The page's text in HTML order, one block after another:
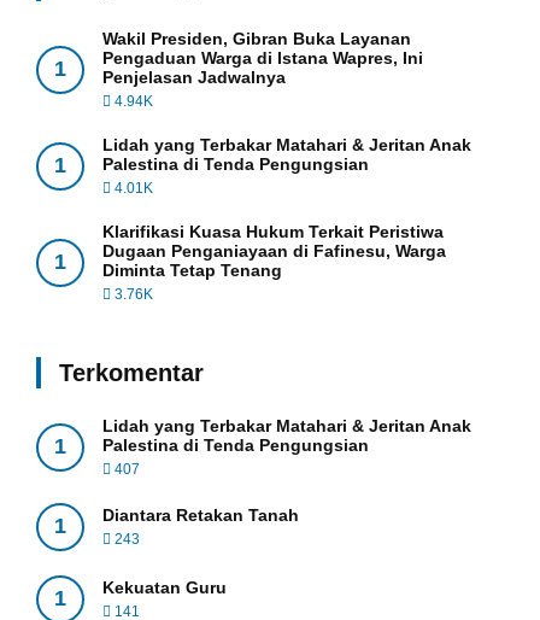
1
Wakil Presiden, Gibran Buka Layanan
Pengaduan Warga di Istana Wapres, Ini
Penjelasan Jadwalnya
4.94K
1
Lidah yang Terbakar Matahari & Jeritan Anak
Palestina di Tenda Pengungsian
4.01K
1
Klarifikasi Kuasa Hukum Terkait Peristiwa
Dugaan Penganiayaan di Fafinesu, Warga
Diminta Tetap Tenang
3.76K
Terkomentar
1
Lidah yang Terbakar Matahari & Jeritan Anak
Palestina di Tenda Pengungsian
407
1 Diantara Retakan Tanah
243
1 Kekuatan Guru
141